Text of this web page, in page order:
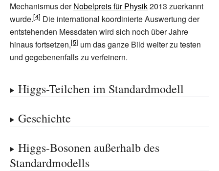
Mechanismus derNobelpreis für Physik2013 zuerkannt
wurde.
Die international koordinierte Auswertung der
entstehenden Messdaten wird sich noch über Jahre
hinaus fortsetzen,
um das ganze Bild weiter zu testen
und gegebenenfalls zu verfeinern.
Higgs-Teilchen im Standardmodell
Geschichte
Higgs-Bosonen außerhalb des
Standardmodells